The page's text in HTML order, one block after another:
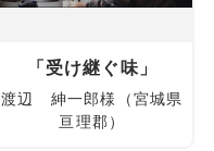
「受け継ぐ味」
渡辺 紳一郎様（宮城県
亘理郡）